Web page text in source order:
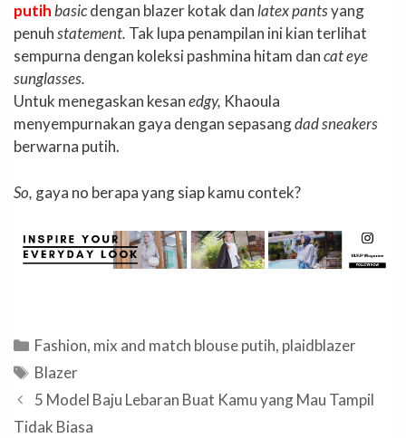
putihbasicdengan blazer kotak danlatex pantsyang
penuhstatement. Tak lupa penampilan ini kian terlihat
sempurna dengan koleksi pashmina hitam dancat eye
sunglasses.
Untuk menegaskan kesanedgy, Khaoula
menyempurnakan gaya dengan sepasangdad sneakers
berwarna putih.
So, gaya no berapa yang siap kamu contek?
Categories
Fashion, mix and match blouse putih, plaidblazer
Tags
Blazer
5 Model Baju Lebaran Buat Kamu yang Mau Tampil
Tidak Biasa